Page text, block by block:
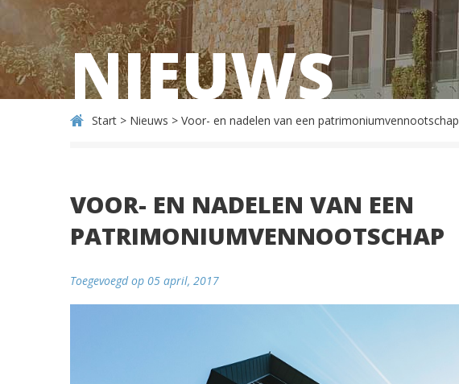
NIEUWS
Start > Nieuws > Voor- en nadelen van een patrimoniumvennootschap
VOOR- EN NADELEN VAN EEN
PATRIMONIUMVENNOOTSCHAP
Toegevoegd op 05 april, 2017